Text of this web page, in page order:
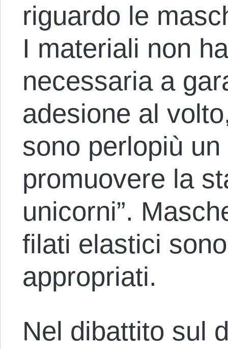
riguardo le
I materiali non
necessaria a
adesione al
sono perlopiù
promuovere la
unicorni”.
filati elastici
appropriati.
Nel dibattito sul